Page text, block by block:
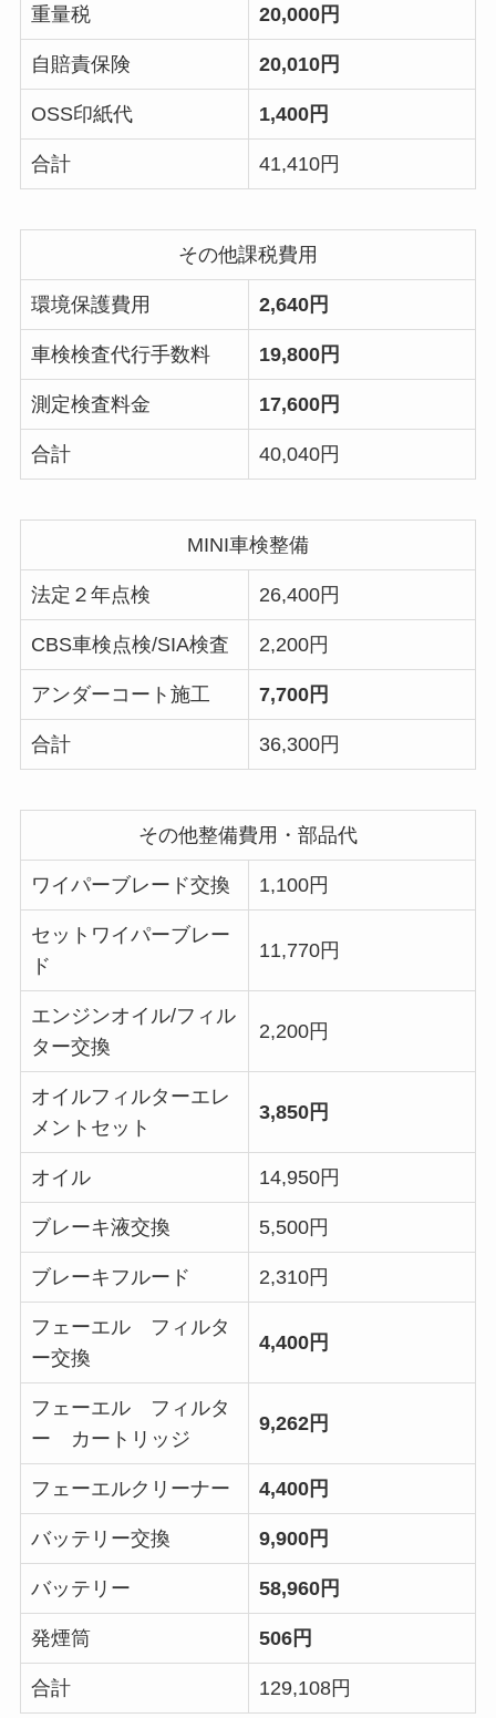
重量税 20,000円
自賠責保険 20,010円
OSS印紙代 1,400円
合計 41,410円
その他課税費用
環境保護費用 2,640円
車検検査代行手数料 19,800円
測定検査料金 17,600円
合計 40,040円
MINI車検整備
法定２年点検 26,400円
CBS車検点検/SIA検査 2,200円
アンダーコート施工 7,700円
合計 36,300円
その他整備費用・部品代
ワイパーブレード交換 1,100円
セットワイパーブレー
ド
11,770円
エンジンオイル/フィル
ター交換
2,200円
オイルフィルターエレ
メントセット
3,850円
オイル 14,950円
ブレーキ液交換 5,500円
ブレーキフルード 2,310円
フェーエル フィルタ
ー交換
4,400円
フェーエル フィルタ
ー カートリッジ
9,262円
フェーエルクリーナー 4,400円
バッテリー交換 9,900円
バッテリー 58,960円
発煙筒 506円
合計 129,108円